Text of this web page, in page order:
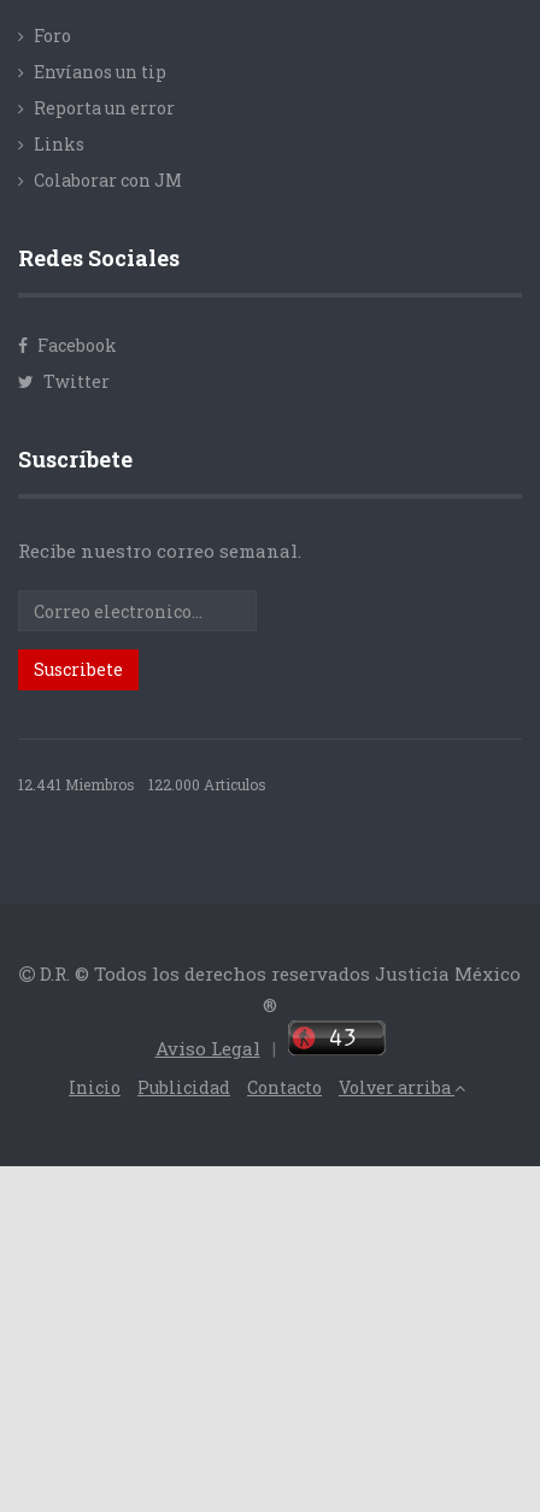
Foro
Envíanos un tip
Reporta un error
Links
Colaborar con JM
Redes Sociales
Facebook
Twitter
Suscríbete
Recibe nuestro correo semanal.
12.441 Miembros 122.000 Articulos
D.R. © Todos los derechos reservados Justicia México
®
Aviso Legal |
Inicio Publicidad Contacto Volver arriba